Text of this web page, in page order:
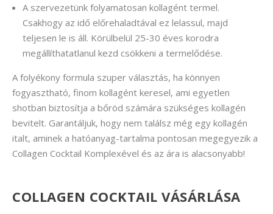
A szervezetünk folyamatosan kollagént termel.
Csakhogy az idő előrehaladtával ez lelassul, majd
teljesen le is áll. Körülbelül 25-30 éves korodra
megállíthatatlanul kezd csökkeni a termelődése.
A folyékony formula szuper választás, ha könnyen
fogyasztható, finom kollagént keresel, ami egyetlen
shotban biztosítja a bőröd számára szükséges kollagén
bevitelt. Garantáljuk, hogy nem találsz még egy kollagén
italt, aminek a hatóanyag-tartalma pontosan megegyezik a
Collagen Cocktail Komplexével és az ára is alacsonyabb!
COLLAGEN COCKTAIL VÁSÁRLÁSA